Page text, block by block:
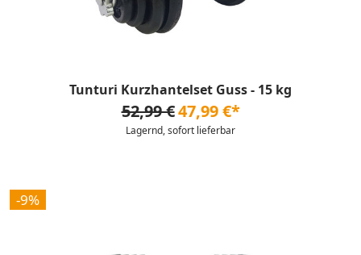
Tunturi Kurzhantelset Guss - 15 kg
52,99 €47,99 €*
Lagernd, sofort lieferbar
-9%